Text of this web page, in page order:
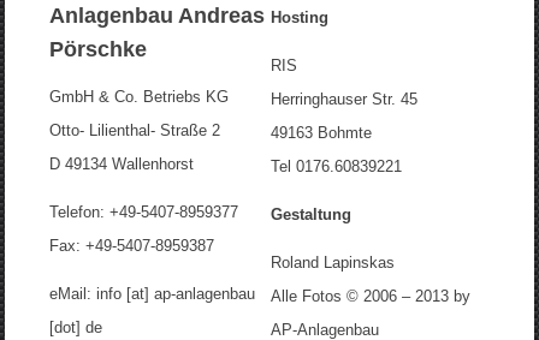
Anlagenbau Andreas
Pörschke
GmbH & Co. Betriebs KG
Otto- Lilienthal- Straße 2
D 49134 Wallenhorst
Telefon: +49-5407-8959377
Fax: +49-5407-8959387
eMail: info [at] ap-anlagenbau
[dot] de
Hosting
RIS
Herringhauser Str. 45
49163 Bohmte
Tel 0176.60839221
Gestaltung
Roland Lapinskas
Alle Fotos © 2006 – 2013 by
AP-Anlagenbau